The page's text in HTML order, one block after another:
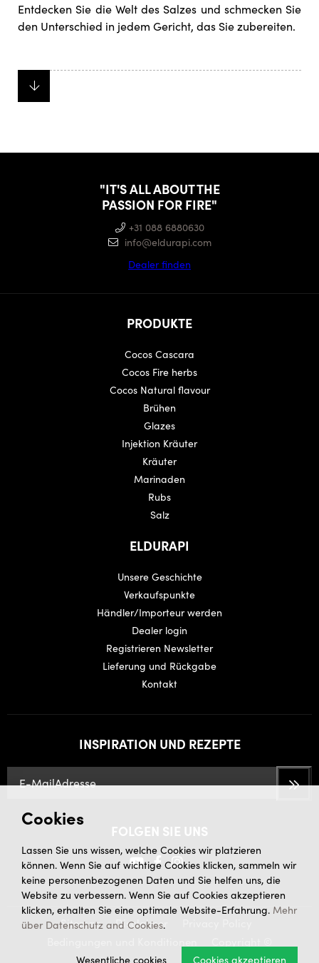
Cookies
Lassen Sie uns wissen, welche Cookies wir platzieren
können. Wenn Sie auf wichtige Cookies klicken, sammeln wir
keine personenbezogenen Daten und Sie helfen uns, die
Website zu verbessern. Wenn Sie auf Cookies akzeptieren
klicken, erhalten Sie eine optimale Website-Erfahrung. Mehr
über Datenschutz and Cookies.
Cookies akzeptieren
Wesentliche cookies
Entdecken Sie die Welt des Salzes und schmecken Sie
den Unterschied in jedem Gericht, das Sie zubereiten.
"IT'S ALL ABOUT THE
PASSION FOR FIRE"
+31 088 6880630
info@eldurapi.com
Dealer finden
PRODUKTE
Cocos Cascara
Cocos Fire herbs
Cocos Natural flavour
Brühen
Glazes
Injektion Kräuter
Kräuter
Marinaden
Rubs
Salz
ELDURAPI
Unsere Geschichte
Verkaufspunkte
Händler/Importeur werden
Dealer login
Registrieren Newsletter
Lieferung und Rückgabe
Kontakt
INSPIRATION UND REZEPTE
FOLGEN SIE UNS
Sitemap Disclaimer